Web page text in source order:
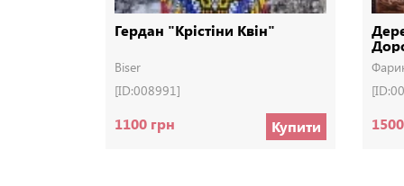
Гердан "Крістіни Квін"
Biser
[ID:008991]
1100 грн Купити